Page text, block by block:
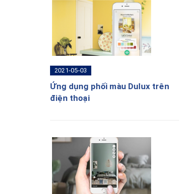
2021-05-03
Ứng dụng phối màu Dulux trên
điện thoại